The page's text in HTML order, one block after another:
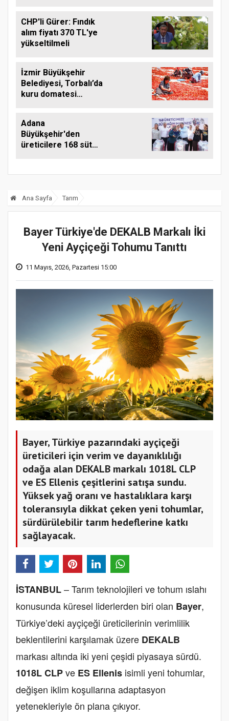
CHP'li Gürer: Fındık
alım fiyatı 370 TL'ye
yükseltilmeli
İzmir Büyükşehir
Belediyesi, Torbalı’da
kuru domatesi
Adana
Büyükşehir'den
üreticilere 168 süt
Ana Sayfa Tarım
Bayer Türkiye'de DEKALB Markalı İki
Yeni Ayçiçeği Tohumu Tanıttı
11 Mayıs, 2026, Pazartesi 15:00
Bayer, Türkiye pazarındaki ayçiçeği
üreticileri için verim ve dayanıklılığı
odağa alan DEKALB markalı 1018L CLP
ve ES Ellenis çeşitlerini satışa sundu.
Yüksek yağ oranı ve hastalıklara karşı
toleransıyla dikkat çeken yeni tohumlar,
sürdürülebilir tarım hedeflerine katkı
sağlayacak.
İSTANBUL– Tarım teknolojileri ve tohum ıslahı
konusunda küresel liderlerden biri olan Bayer,
Türkiye’deki ayçiçeği üreticilerinin verimlilik
beklentilerini karşılamak üzere DEKALB
markası altında iki yeni çeşidi piyasaya sürdü.
1018L CLPve ES Ellenis isimli yeni tohumlar,
değişen iklim koşullarına adaptasyon
yetenekleriyle ön plana çıkıyor.